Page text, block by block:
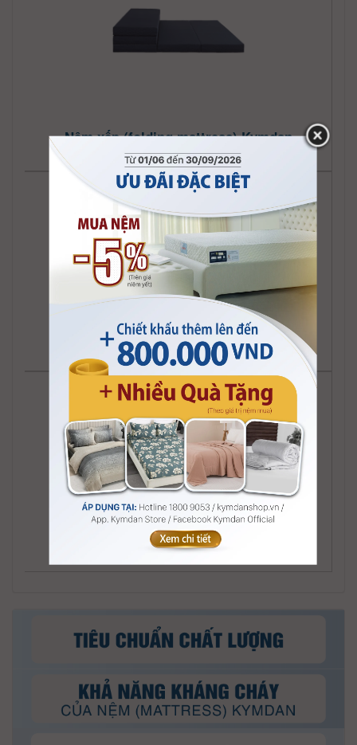
Nệm xếp (folding mattress) Kymdan
UltimateCare+
Nệm (mattress) Kymdan Y tế vỏ bọc
UltimateCare+
Nệm (mattress) Kymdan Mini